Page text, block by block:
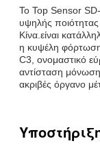
Το Top Sensor
υψηλής
Κίνα.είναι
η κυψέλη
C3, ονομαστικό
αντίσταση
ακριβές όργανο